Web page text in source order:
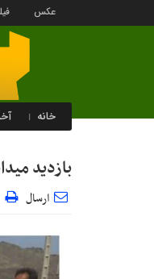
عکس
خانه
بازدید
ارسال